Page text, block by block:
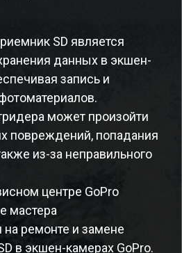
SD является
данных в экшен-
запись и
может произойти
повреждений, попадания
из-за неправильного
центре GoPro
мастера
ремонте и замене
в экшен-камерах GoPro.